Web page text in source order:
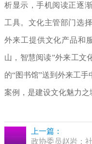
析显示，手机阅读正逐
工具。文化主管部门选
外来工提供文化产品和
山，智慧阅读”外来工文
的“图书馆”送到外来工
案例，是建设文化魅力之
上一篇：